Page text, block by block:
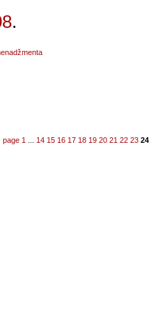
.
1 14 15 16 17 18 19 20 21 22 23 24